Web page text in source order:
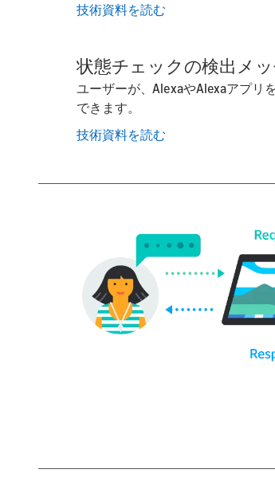
技術資料を読む
状態チェックの検出メ
ユーザーが、AlexaやAlexaアプリ
できます。
技術資料を読む